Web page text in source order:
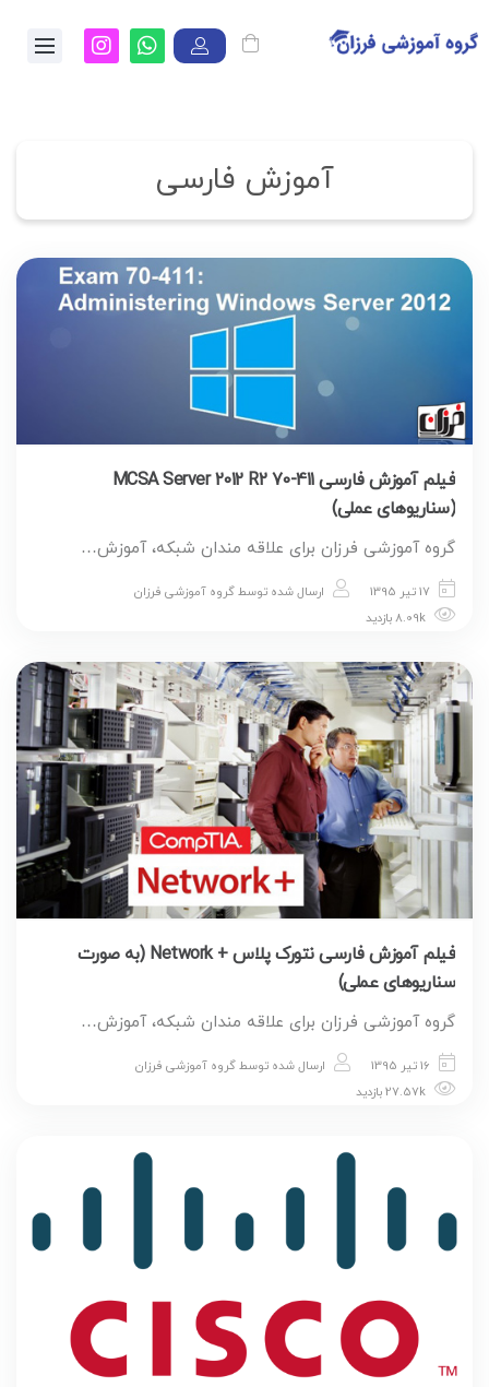
آموزش فارسی
فیلم آموزش فارسی MCSA Server 2012 R2 70-411
(سناریوهای عملی)
گروه آموزشی فرزان برای علاقه مندان شبکه، آموزش…
17 تیر 1395 ارسال شده توسطگروه آموزشی فرزان
فیلم آموزش فارسی نتورک پلاس + Network (به صورت
سناریوهای عملی)
گروه آموزشی فرزان برای علاقه مندان شبکه، آموزش…
16 تیر 1395 ارسال شده توسطگروه آموزشی فرزان